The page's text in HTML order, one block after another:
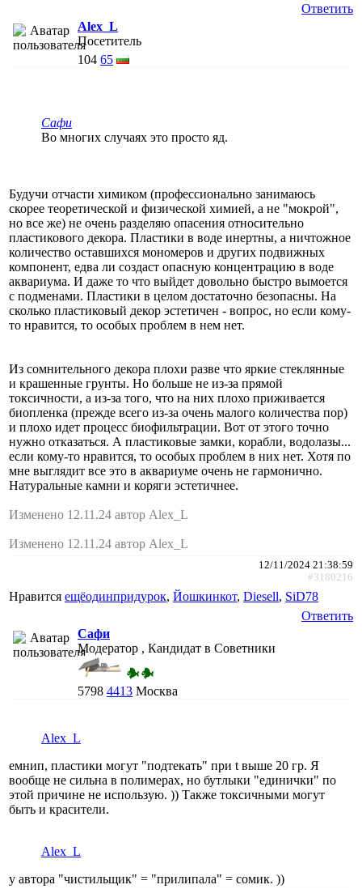
Ответить
Alex_L
Посетитель
104 65
Сафи
Во многих случаях это просто яд.
Будучи отчасти химиком (профессионально занимаюсь
скорее теоретической и физической химией, а не "мокрой",
но все же) не очень разделяю опасения относительно
пластикового декора. Пластики в воде инертны, а ничтожное
количество оставшихся мономеров и других подвижных
компонент, едва ли создаст опасную концентрацию в воде
аквариума. И даже то что выйдет довольно быстро вымоется
с подменами. Пластики в целом достаточно безопасны. На
сколько пластиковый декор эстетичен - вопрос, но если кому-
то нравится, то особых проблем в нем нет.
Из сомнительного декора плохи разве что яркие стеклянные
и крашенные грунты. Но больше не из-за прямой
токсичности, а из-за того, что на них плохо приживается
биопленка (прежде всего из-за очень малого количества пор)
и плохо идет процесс биофильтрации. Вот от этого точно
нужно отказаться. А пластиковые замки, корабли, водолазы...
если кому-то нравится, то особых проблем в них нет. Хотя по
мне выглядит все это в аквариуме очень не гармонично.
Натуральные камни и коряги эстетичнее.
Изменено 12.11.24 автор Alex_L
Изменено 12.11.24 автор Alex_L
12/11/2024 21:38:59
#3180216
Нравится ещёодинпридурок, Йошкинкот, Diesell, SiD78
Ответить
Сафи
Модератор , Кандидат в Советники
5798 4413 Москва
Alex_L
емнип, пластики могут "подтекать" при t выше 20 гр. Я
вообще не сильна в полимерах, но бутлыки "единички" по
этой причине не использую. )) Также токсичными могут
быть и красители.
Alex_L
у автора "чистильщик" = "прилипала" = сомик. ))